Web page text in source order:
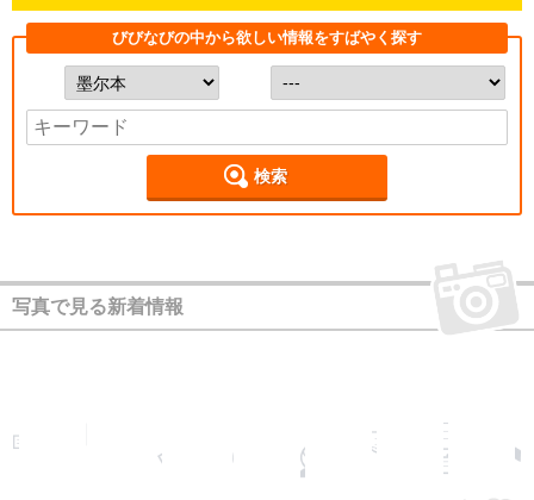
びびなびの中から欲しい情報をすばやく探す
検索
写真で見る新着情報